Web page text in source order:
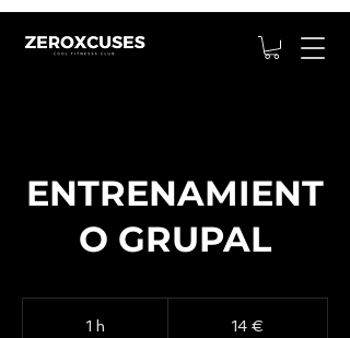
ENTRENAMIENT
O GRUPAL
1 h 14 €